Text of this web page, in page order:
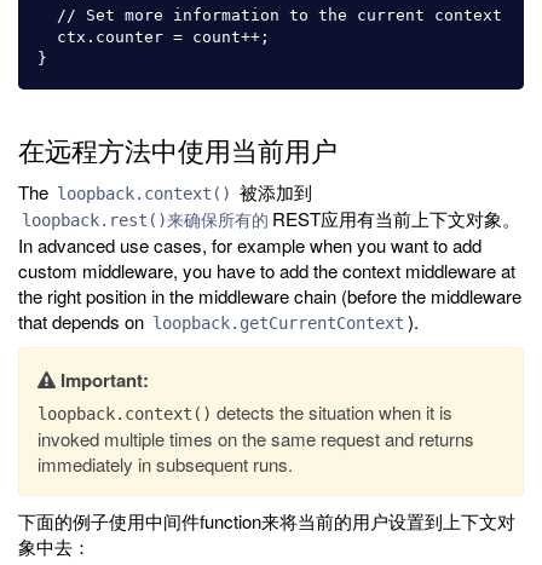
在远程方法中使用当前用户
The loopback.context() 被添加到
loopback.rest()来确保所有的 REST应用有当前上下文对象。
In advanced use cases, for example when you want to add
custom middleware, you have to add the context middleware at
the right position in the middleware chain (before the middleware
that depends on loopback.getCurrentContext ).
Important:
loopback.context() detects the situation when it is
invoked multiple times on the same request and returns
immediately in subsequent runs.
下面的例子使用中间件function来将当前的用户设置到上下文对
象中去：